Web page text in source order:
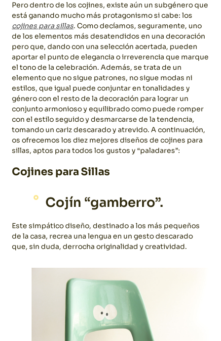
Pero dentro de los cojines, existe aún un subgénero que
está ganando mucho más protagonismo si cabe: los
cojines para sillas. Como decíamos, seguramente, uno
de los elementos más desatendidos en una decoración
pero que, dando con una selección acertada, pueden
aportar el punto de elegancia o irreverencia que marque
el tono de la celebración. Además, se trata de un
elemento que no sigue patrones, no sigue modas ni
estilos, que igual puede conjuntar en tonalidades y
género con el resto de la decoración para lograr un
conjunto armonioso y equilibrado como puede romper
con el estilo seguido y desmarcarse de la tendencia,
tomando un cariz descarado y atrevido. A continuación,
os ofrecemos los diez mejores diseños de cojines para
sillas, aptos para todos los gustos y “paladares”:
Cojines para Sillas
Cojín “gamberro”.
Este simpático diseño, destinado a los más pequeños
de la casa, recrea una lengua en un gesto descarado
que, sin duda, derrocha originalidad y creatividad.